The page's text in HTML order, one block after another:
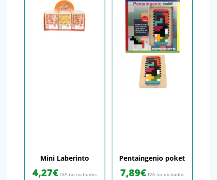
Mini Laberinto
4,27€ IVA no incluidos
Pentaingenio poket
7,89€ IVA no incluidos